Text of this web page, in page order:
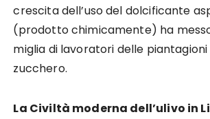
crescita dell’uso del dolcificante
(prodotto chimicamente) ha
miglia di lavoratori delle
zucchero.
La Civiltà moderna dell’ulivo in